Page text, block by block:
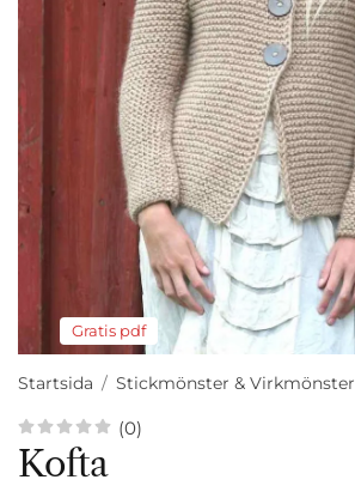
Gratis pdf
Startsida / Stickmönster & Virkmönster
(0)
Kofta